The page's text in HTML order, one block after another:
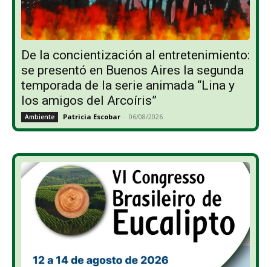
De la concientización al entretenimiento:
se presentó en Buenos Aires la segunda
temporada de la serie animada “Lina y
los amigos del Arcoíris”
Ambiente Patricia Escobar - 06/08/2026